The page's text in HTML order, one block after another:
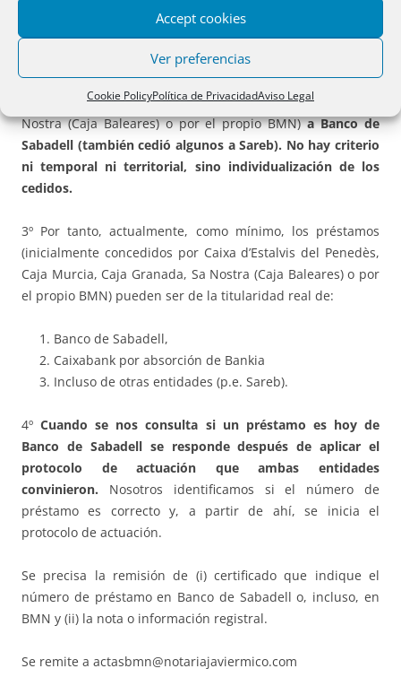
Accept cookies
Ver preferencias
Cookie PolicyPolítica de PrivacidadAviso Legal
BMN no fue absorbido por Banco de Sabadell
cedió préstamos(inicialmente concedidos por Caixa
d’Estalvis del Penedès, Caja Murcia, Caja Granada, Sa
Nostra (Caja Baleares) o por el propio BMN)a Banco de
Sabadell (también cedió algunos a Sareb). No hay criterio
ni temporal ni territorial, sino individualización de los
cedidos.
3º Por tanto, actualmente, como mínimo, los préstamos
(inicialmente concedidos por Caixa d’Estalvis del Penedès,
Caja Murcia, Caja Granada, Sa Nostra (Caja Baleares) o por
el propio BMN) pueden ser de la titularidad real de:
Banco de Sabadell,
Caixabank por absorción de Bankia
Incluso de otras entidades (p.e. Sareb).
4ºCuando se nos consulta si un préstamo es hoy de
Banco de Sabadell se responde después de aplicar el
protocolo de actuación que ambas entidades
convinieron. Nosotros identificamos si el número de
préstamo es correcto y, a partir de ahí, se inicia el
protocolo de actuación.
Se precisa la remisión de (i) certificado que indique el
número de préstamo en Banco de Sabadell o, incluso, en
BMN y (ii) la nota o información registral.
Se remite a actasbmn@notariajaviermico.com